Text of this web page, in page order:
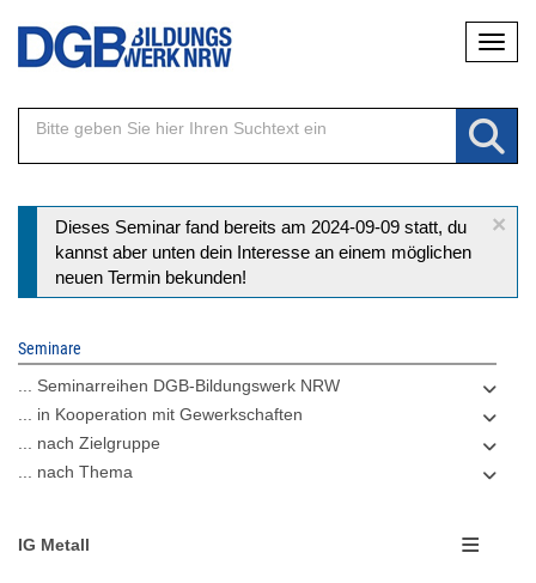
Direkt
Inhalt
×
Statusmeldung
Dieses Seminar fand bereits am 2024-09-09 statt, du
kannst aber unten dein Interesse an einem möglichen
neuen Termin bekunden!
Seminare
... Seminarreihen DGB-Bildungswerk NRW
... in Kooperation mit Gewerkschaften
... nach Zielgruppe
... nach Thema
IG Metall